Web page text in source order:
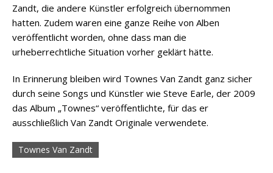
Zandt, die andere Künstler erfolgreich übernommen
hatten. Zudem waren eine ganze Reihe von Alben
veröffentlicht worden, ohne dass man die
urheberrechtliche Situation vorher geklärt hätte.
In Erinnerung bleiben wird Townes Van Zandt ganz sicher
durch seine Songs und Künstler wie Steve Earle, der 2009
das Album „Townes“ veröffentlichte, für das er
ausschließlich Van Zandt Originale verwendete.
Townes Van Zandt